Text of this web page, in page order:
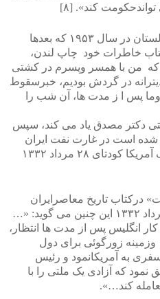
کند». [۸]
آنتونی ایدن وزیربرون مرزی انگلستان در سال ۱۹۵۳ که بعدها
خاطرات خود چاپ لندن،
که من با همسر وپسرم در کشتی
در گردش بودیم، خبرسقوط
پس ا ز مدت ها، آن شب را
دکتر مصدق یاد می کند، سپس
شده است در غارت نفت ایران
سهمی به آمریکا بدهد که به کمک آمریکا کودتای ۲۸ مرداد ۱۳۳۲
درکتاب تاریخ معاصرایران
صفحه ۱۸۳ درباره کودتای ۲۸ مرداد ۱۳۳۲ این چنین می گوید: «…
انگلیس پس از مدت ها انتظار،
زورگوئی برای دول
به آمریکانمود و رئیس
نمود که آزادی یک ملتی را با
کند…».